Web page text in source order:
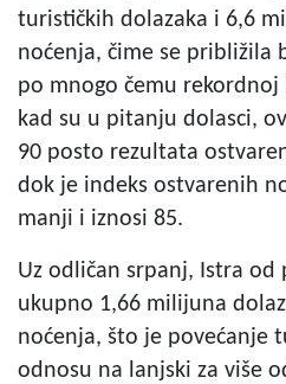
turističkih dolazaka i 6,6
noćenja, čime se približila
po mnogo čemu rekordnoj
kad su u pitanju dolasci,
90 posto rezultata
dok je indeks ostvarenih
manji i iznosi 85.
Uz odličan srpanj, Istra od
ukupno 1,66 milijuna
noćenja, što je povećanje
odnosu na lanjski za više